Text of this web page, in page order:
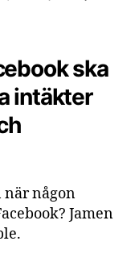
ska
intäkter
när någon
Jamen